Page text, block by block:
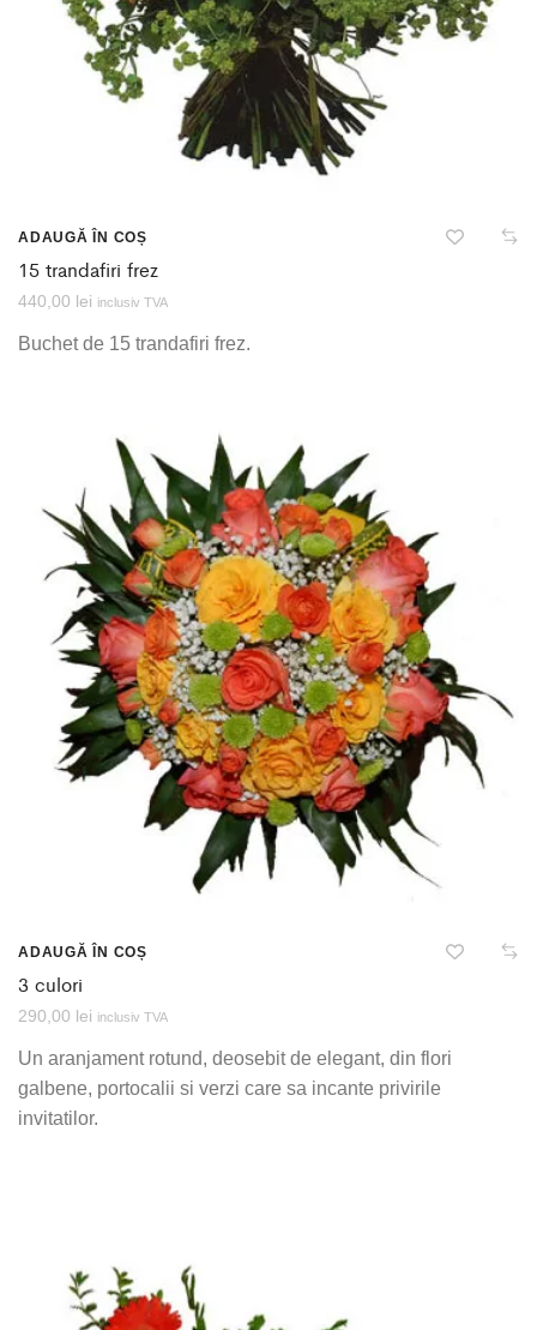
ADAUGĂ ÎN COȘ
15 trandafiri frez
440,00 lei inclusiv TVA
Buchet de 15 trandafiri frez.
ADAUGĂ ÎN COȘ
3 culori
290,00 lei inclusiv TVA
Un aranjament rotund, deosebit de elegant, din flori
galbene, portocalii si verzi care sa incante privirile
invitatilor.